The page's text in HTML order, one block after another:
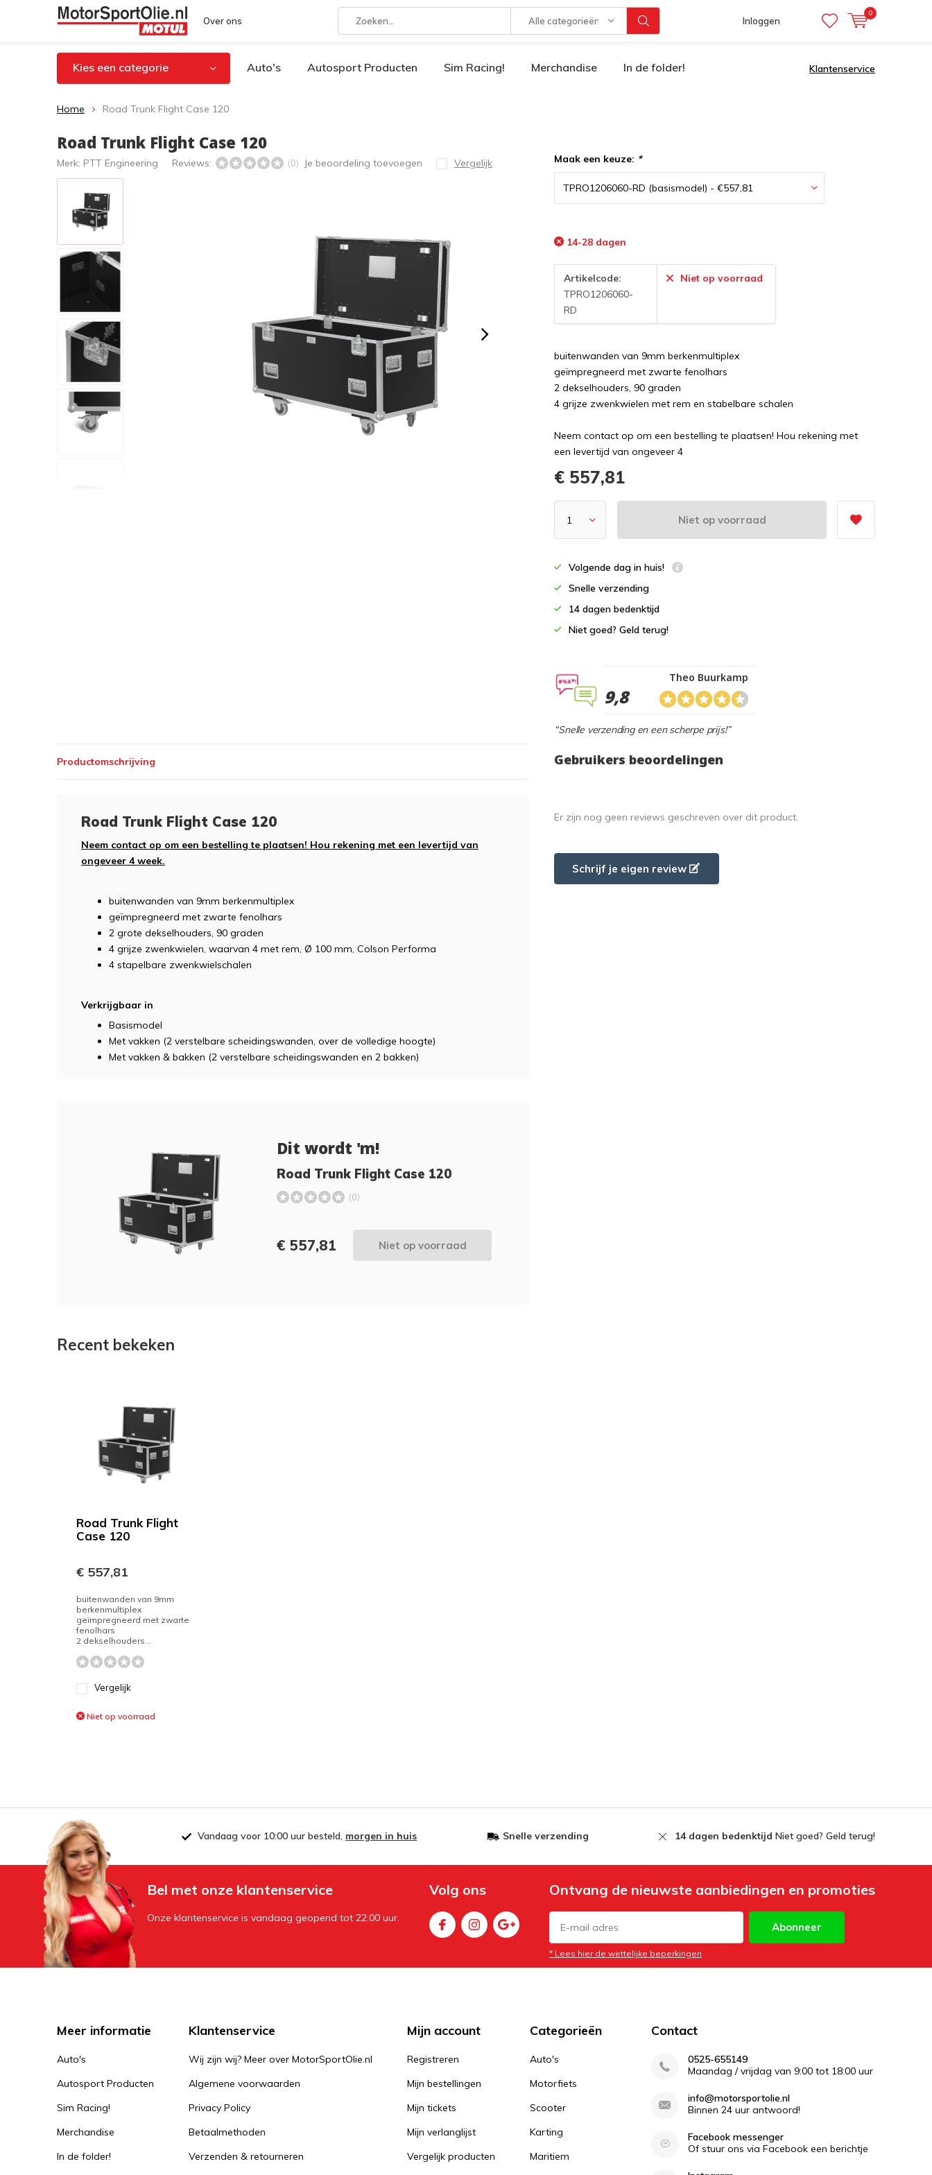
Over ons Alle categorieën Inloggen
0
Kies een categorie Auto's Autosport Producten Sim Racing! Merchandise In de folder! Klantenservice
Home Road Trunk Flight Case 120
Road Trunk Flight Case 120
Merk: PTT Engineering Reviews: (0) Je beoordeling toevoegen Vergelijk Maak een keuze: *
14-28 dagen
Artikelcode:
TPRO1206060-
RD
Niet op voorraad
buitenwanden van 9mm berkenmultiplex
geïmpregneerd met zwarte fenolhars
2 dekselhouders, 90 graden
4 grijze zwenkwielen met rem en stabelbare schalen
Neem contact op om een bestelling te plaatsen! Hou rekening met
een levertijd van ongeveer 4
€ 557,81
Niet op voorraad
Volgende dag in huis!
Snelle verzending
14 dagen bedenktijd
Niet goed? Geld terug!
9,8
Theo Buurkamp
“Snelle verzending en een scherpe prijs!”
Productomschrijving
Road Trunk Flight Case 120
Neem contact op om een bestelling te plaatsen! Hou rekening met een levertijd van
ongeveer 4 week.
buitenwanden van 9mm berkenmultiplex
geïmpregneerd met zwarte fenolhars
2 grote dekselhouders, 90 graden
4 grijze zwenkwielen, waarvan 4 met rem, Ø 100 mm, Colson Performa
4 stapelbare zwenkwielschalen
Verkrijgbaar in
Basismodel
Met vakken (2 verstelbare scheidingswanden, over de volledige hoogte)
Met vakken & bakken (2 verstelbare scheidingswanden en 2 bakken)
Dit wordt 'm!
Road Trunk Flight Case 120
(0)
€ 557,81 Niet op voorraad
Gebruikers beoordelingen
Er zijn nog geen reviews geschreven over dit product.
Schrijf je eigen review
Recent bekeken
Road Trunk Flight
Case 120
€ 557,81
buitenwanden van 9mm
berkenmultiplex
geïmpregneerd met zwarte
fenolhars
2 dekselhouders...
Vergelijk
Niet op voorraad
Vandaag voor 10:00 uur besteld, morgen in huis Snelle verzending 14 dagen bedenktijd Niet goed? Geld terug!
Bel met onze klantenservice
Onze klantenservice is vandaag geopend tot 22:00 uur.
Volg ons Ontvang de nieuwste aanbiedingen en promoties
Abonneer
* Lees hier de wettelijke beperkingen
Meer informatie
Auto's
Autosport Producten
Sim Racing!
Merchandise
In de folder!
Klantenservice
Wij zijn wij? Meer over MotorSportOlie.nl
Algemene voorwaarden
Privacy Policy
Betaalmethoden
Verzenden & retourneren
Mijn account
Registreren
Mijn bestellingen
Mijn tickets
Mijn verlanglijst
Vergelijk producten
Categorieën
Auto's
Motorfiets
Scooter
Karting
Maritiem
Contact
0525-655149
Maandag / vrijdag van 9:00 tot 18:00 uur
info@motorsportolie.nl
Binnen 24 uur antwoord!
Facebook messenger
Of stuur ons via Facebook een berichtje